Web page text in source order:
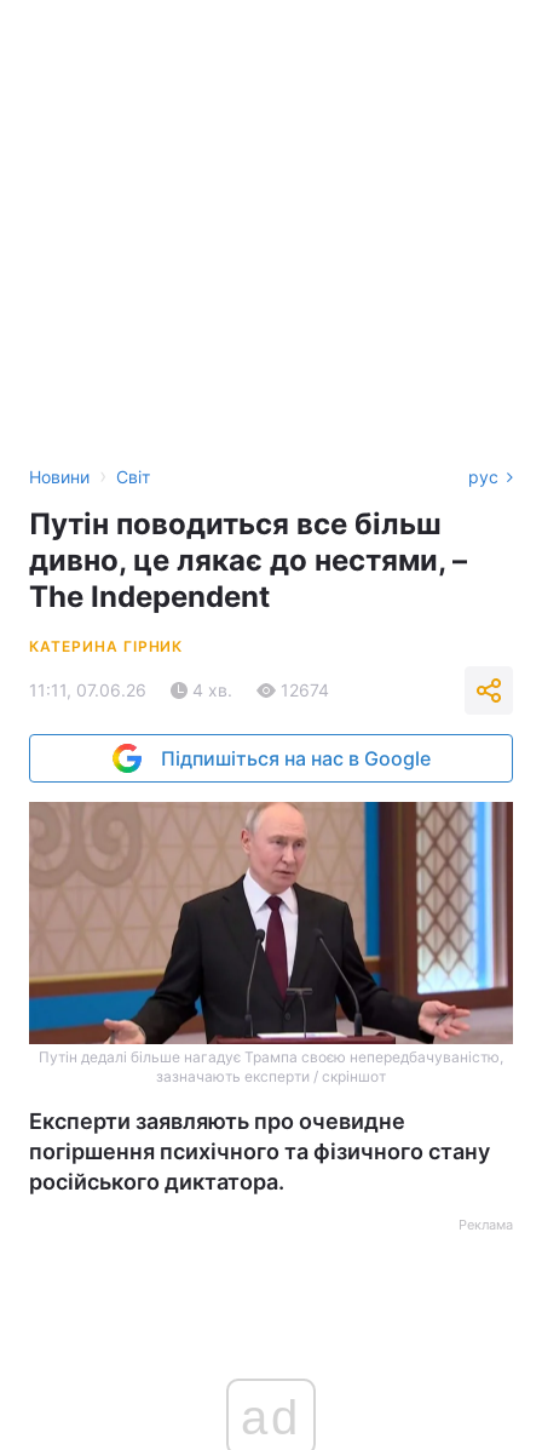
Новини › Світ рус
Путін поводиться все більш
дивно, це лякає до нестями, –
The Independent
КАТЕРИНА ГІРНИК
11:11, 07.06.26 4 хв. 12674
Підпишіться на нас в Google
Путін дедалі більше нагадує Трампа своєю непередбачуваністю,
зазначають експерти / скріншот
Експерти заявляють про очевидне
погіршення психічного та фізичного стану
російського диктатора.
Реклама
ad